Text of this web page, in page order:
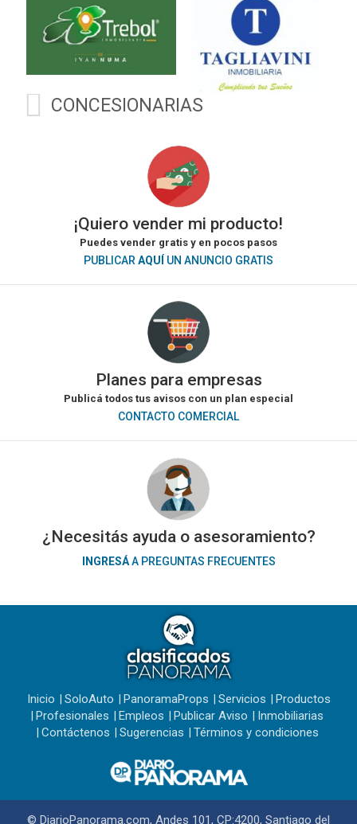
CONCESIONARIAS
¡Quiero vender mi producto!
Puedes vender gratis y en pocos pasos
PUBLICARAQUÍ UN ANUNCIO GRATIS
Planes para empresas
Publicá todos tus avisos con un plan especial
CONTACTO COMERCIAL
¿Necesitás ayuda o asesoramiento?
INGRESÁA PREGUNTAS FRECUENTES
Inicio SoloAuto PanoramaProps Servicios
Productos
Profesionales
Empleos Publicar Aviso
Inmobiliarias
Contáctenos
Sugerencias Términos y condiciones
© DiarioPanorama.com, Andes 101, CP:4200, Santiago del